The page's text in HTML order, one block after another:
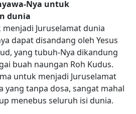
Nya untuk
dunia
Juruselamat dunia
dapat disandang oleh Yesus
yang tubuh-Nya dikandung
buah naungan Roh Kudus.
untuk menjadi Juruselamat
yang tanpa dosa, sangat mahal
menebus seluruh isi dunia.